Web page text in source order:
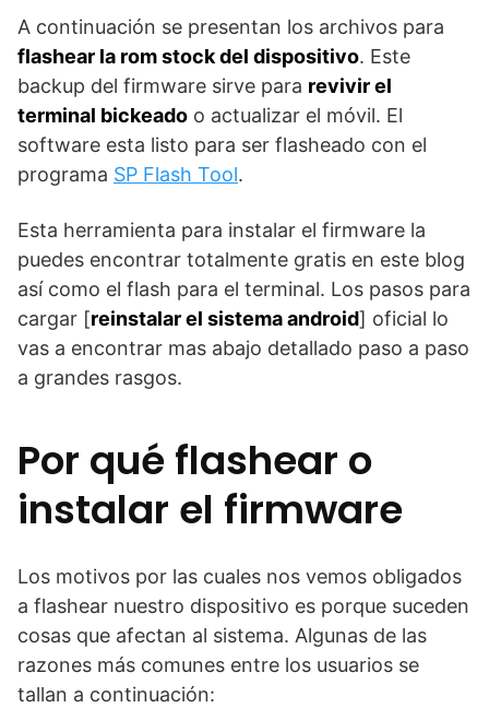
A continuación se presentan los archivos para
flashear la rom stock del dispositivo. Este
backup del firmware sirve para revivir el
terminal bickeado o actualizar el móvil. El
software esta listo para ser flasheado con el
programa SP Flash Tool.
Esta herramienta para instalar el firmware la
puedes encontrar totalmente gratis en este blog
así como el flash para el terminal. Los pasos para
cargar [reinstalar el sistema android] oficial lo
vas a encontrar mas abajo detallado paso a paso
a grandes rasgos.
Por qué flashear o
instalar el firmware
Los motivos por las cuales nos vemos obligados
a flashear nuestro dispositivo es porque suceden
cosas que afectan al sistema. Algunas de las
razones más comunes entre los usuarios se
tallan a continuación: